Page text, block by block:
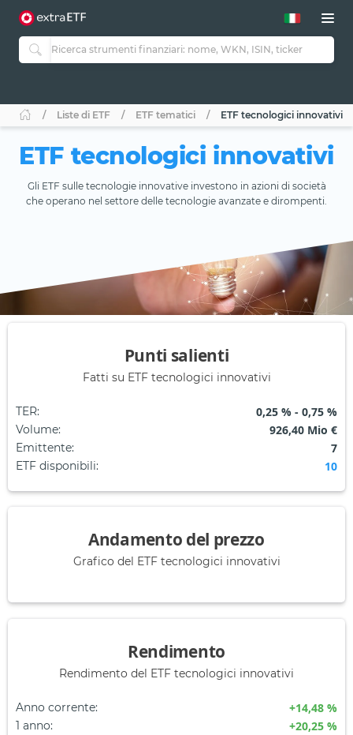
Liste di ETF ETF tematici ETF tecnologici innovativi
ETF tecnologici innovativi
Gli ETF sulle tecnologie innovative investono in azioni di società
che operano nel settore delle tecnologie avanzate e dirompenti.
Punti salienti
Fatti su ETF tecnologici innovativi
TER: 0,25 % - 0,75 %
Volume: 926,40 Mio €
Emittente: 7
ETF disponibili: 10
Andamento del prezzo
Grafico del ETF tecnologici innovativi
Rendimento
Rendimento del ETF tecnologici innovativi
Anno corrente: +14,48 %
1 anno: +20,25 %